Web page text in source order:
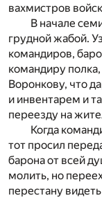
вахмистров
В начале
грудной жабой.
командиров,
командиру
Воронкову, что
и инвентарем и
переезду на
Когда
тот просил
барона от всей
молить, но
перестану